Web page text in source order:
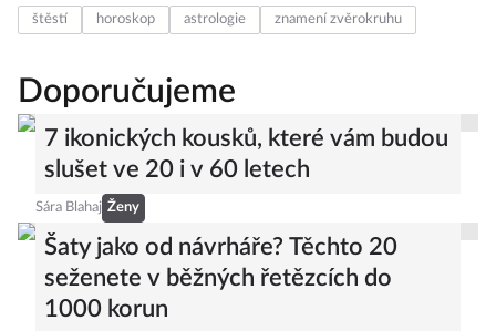
štěstí horoskop astrologie znamení zvěrokruhu
Doporučujeme
7 ikonických kousků, které vám budou
slušet ve 20 i v 60 letech
Sára Blahaj Ženy
Šaty jako od návrháře? Těchto 20
seženete v běžných řetězcích do
1000 korun